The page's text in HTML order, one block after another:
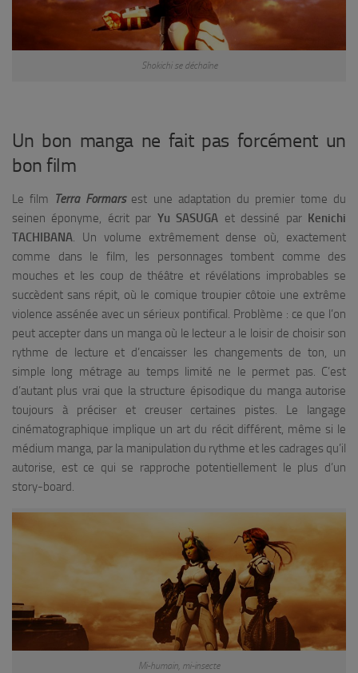
Shokichi se déchaîne
Un bon manga ne fait pas forcément un
bon film
Le film Terra Formarsest une adaptation du premier tome du
seinen éponyme, écrit par Yu SASUGA et dessiné par Kenichi
TACHIBANA. Un volume extrêmement dense où, exactement
comme dans le film, les personnages tombent comme des
mouches et les coup de théâtre et révélations improbables se
succèdent sans répit, où le comique troupier côtoie une extrême
violence assénée avec un sérieux pontifical. Problème : ce que l’on
peut accepter dans un manga où le lecteur a le loisir de choisir son
rythme de lecture et d’encaisser les changements de ton, un
simple long métrage au temps limité ne le permet pas. C’est
d’autant plus vrai que la structure épisodique du manga autorise
toujours à préciser et creuser certaines pistes. Le langage
cinématographique implique un art du récit différent, même si le
médium manga, par la manipulation du rythme et les cadrages qu’il
autorise, est ce qui se rapproche potentiellement le plus d’un
story-board.
Mi-humain, mi-insecte